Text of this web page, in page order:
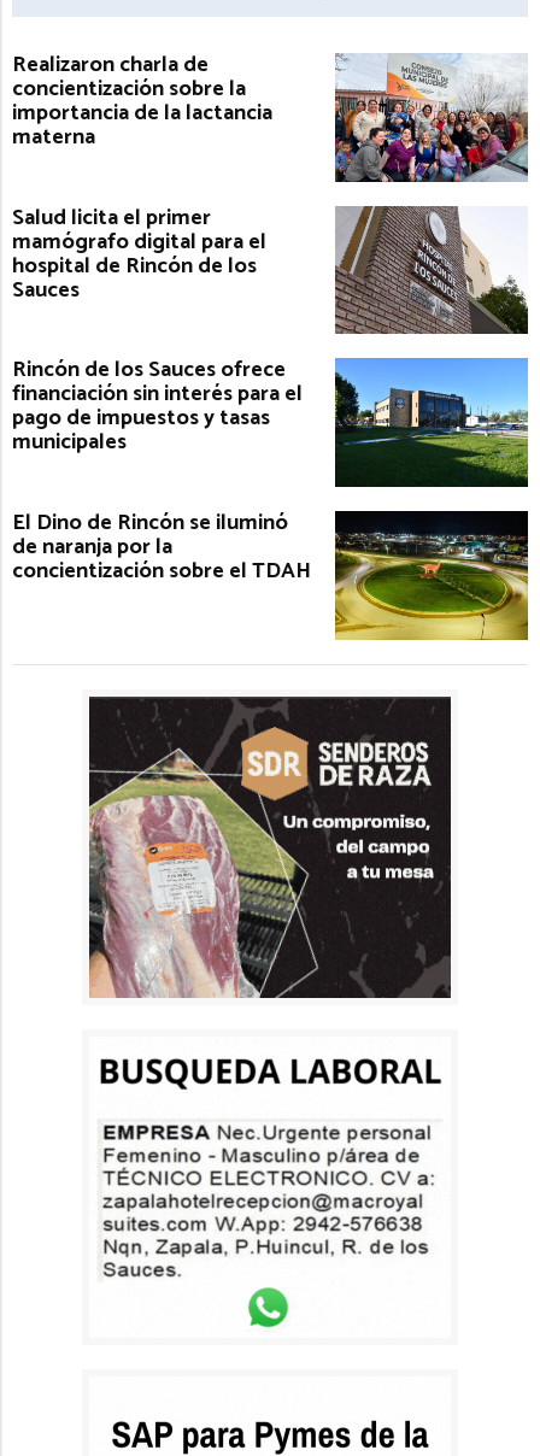
Realizaron charla de
concientización sobre la
importancia de la lactancia
materna
Salud licita el primer
mamógrafo digital para el
hospital de Rincón de los
Sauces
Rincón de los Sauces ofrece
financiación sin interés para el
pago de impuestos y tasas
municipales
El Dino de Rincón se iluminó
de naranja por la
concientización sobre el TDAH